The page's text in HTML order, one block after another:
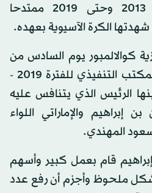
الآسيوي والممتدة من 2013 وحتى 2019 ممتدحا
الكرة الآسيوية بعهده.
كوالالمبور يوم السادس من
أبريل المقبل انتخابات المكتب التنفيذي للفترة 2019 -
منصبا بينها الرئيس الذي يتنافس عليه
إبراهيم والإماراتي اللواء
المهندي.
قام بعمل كبير وأسهم
ملحوظ وأجزم أن رفع عدد